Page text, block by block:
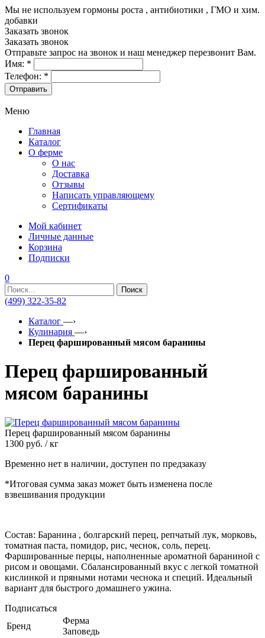
Мы не используем гормоны роста , антибиотики , ГМО и хим.
добавки
Заказать звонок
Заказать звонок
Отправьте запрос на звонок и наш менеджер перезвонит Вам.
Имя: *
Телефон: *
Меню
Главная
Каталог
О ферме
О нас
Доставка
Отзывы
Написать управляющему
Сертификаты
Мой кабинет
Личные данные
Корзина
Подписки
0
Поиск
(499) 322-35-82
Каталог —›
Кулинария —›
Перец фаршированный мясом баранины
Перец фаршированный
мясом баранины
Перец фаршированный мясом баранины
1300 руб. / кг
Временно нет в наличии, доступен по предзаказу
*Итоговая сумма заказ может быть изменена после
взвешивания продукции
Состав: Баранина , болгарский перец, репчатый лук, морковь,
томатная паста, помидор, рис, чеснок, соль, перец.
Фаршированные перцы, наполненные ароматной бараниной с
рисом и овощами. Сбалансированный вкус с легкой томатной
кислинкой и пряными нотами чеснока и специй. Идеальный
вариант для быстрого домашнего ужина.
Подписаться
Бренд
Ферма
Заповедь